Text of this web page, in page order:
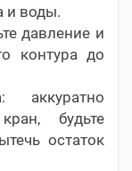
и воды.
давление и
контура до
аккуратно
будьте
остаток